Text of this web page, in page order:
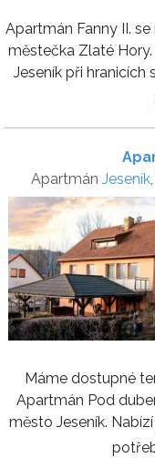
Apartmán Fanny II.
městečka Zlaté
Jeseník při hranicích
Apartmán Jeseník
Máme dostupné
Apartmán Pod
město Jeseník.